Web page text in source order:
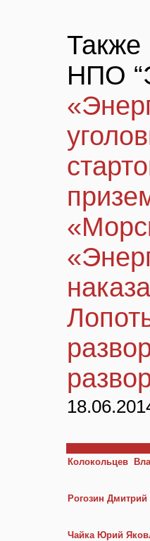
Также
НПО
Колокольцев
Рогозин Дмитрий
Чайка Юрий